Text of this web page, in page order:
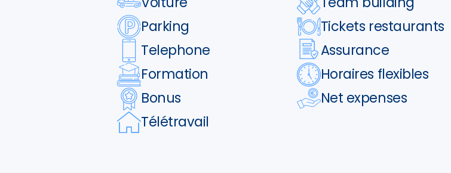
Parking
Tickets restaurants
Telephone
Assurance
Formation
Horaires flexibles
Bonus
Net expenses
Télétravail